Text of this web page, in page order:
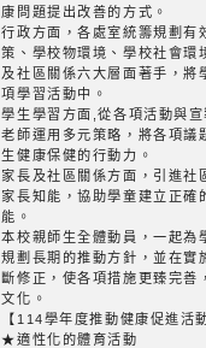
康問題提出改善的方式。
行政方面，各處室統籌規劃有
策、學校物環境、學校社會環
及社區關係六大層面著手，將
項學習活動中。
學生學習方面,從各項活動與
老師運用多元策略，將各項議
生健康保健的行動力。
家長及社區關係方面，引進社
家長知能，協助學童建立正確
能。
本校親師生全體動員，一起為
規劃長期的推動方針，並在實
斷修正，使各項措施更臻完善
文化。
【114學年度推動健康促進活
★適性化的體育活動